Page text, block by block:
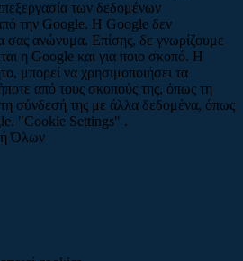
των δεδομένων
την Google. Η Google δεν
σας ανώνυμα. Επίσης, δε γνωρίζουμε
η Google και για ποιο σκοπό. Η
μπορεί να χρησιμοποιήσει τα
από τους σκοπούς της, όπως τη
σύνδεσή της με άλλα δεδομένα, όπως
"Cookie Settings" .
Όλων